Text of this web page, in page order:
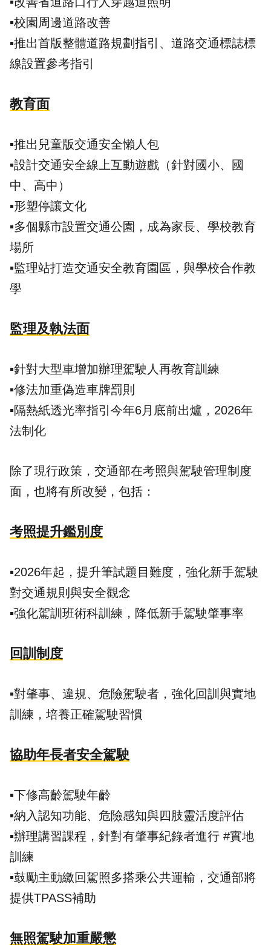
▪️校園周邊道路改善
▪️推出首版整體道路規劃指引、道路交通標誌標
線設置參考指引
教育面
▪️推出兒童版交通安全懶人包
▪️設計交通安全線上互動遊戲（針對國小、國
中、高中）
▪️形塑停讓文化
▪️多個縣市設置交通公園，成為家長、學校教育
場所
▪️監理站打造交通安全教育園區，與學校合作教
學
監理及執法面
▪️針對大型車增加辦理駕駛人再教育訓練
▪️修法加重偽造車牌罰則
▪️隔熱紙透光率指引今年6月底前出爐，2026年
法制化
除了現行政策，交通部在考照與駕駛管理制度
面，也將有所改變，包括：
考照提升鑑別度
▪️2026年起，提升筆試題目難度，強化新手駕駛
對交通規則與安全觀念
▪️強化駕訓班術科訓練，降低新手駕駛肇事率
回訓制度
▪️對肇事、違規、危險駕駛者，強化回訓與實地
訓練，培養正確駕駛習慣
協助年長者安全駕駛
▪️下修高齡駕駛年齡
▪️納入認知功能、危險感知與四肢靈活度評估
▪️辦理講習課程，針對有肇事紀錄者進行 #實地
訓練
▪️鼓勵主動繳回駕照多搭乘公共運輸，交通部將
提供TPASS補助
無照駕駛加重嚴懲